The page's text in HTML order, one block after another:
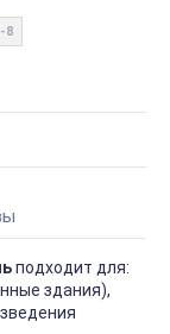
8
подходит для:
здания),